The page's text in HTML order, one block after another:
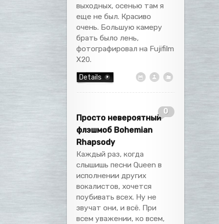
выходных, осенью там я
еще не был. Красиво
очень. Большую камеру
брать было лень,
фотографировал на Fujifilm
X20.
Details
0
Просто невероятный
флэшмоб Bohemian
Rhapsody
Каждый раз, когда
слышишь песни Queen в
исполнении других
вокалистов, хочется
поубивать всех. Ну не
звучат они, и всё. При
всем уважении, ко всем,